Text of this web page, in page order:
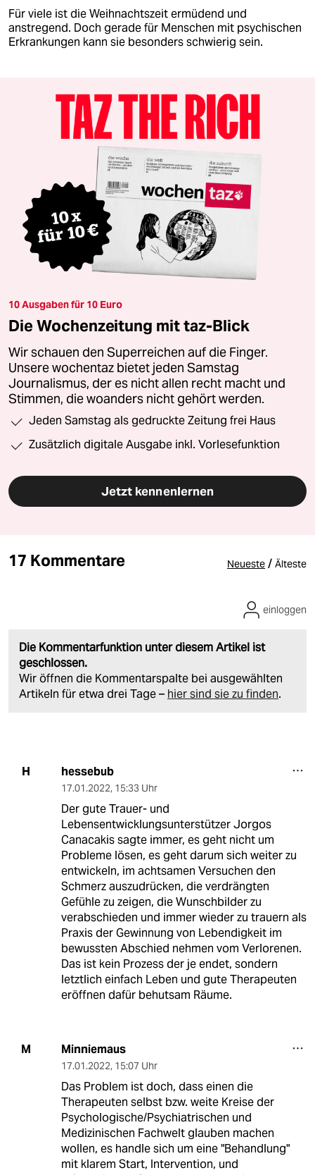
Für viele ist die Weihnachtszeit ermüdend und
anstregend. Doch gerade für Menschen mit psychischen
Erkrankungen kann sie besonders schwierig sein.
10 Ausgaben für 10 Euro
Die Wochenzeitung mit taz-Blick
Wir schauen den Superreichen auf die Finger.
Unsere wochentaz bietet jeden Samstag
Journalismus, der es nicht allen recht macht und
Stimmen, die woanders nicht gehört werden.
Jeden Samstag als gedruckte Zeitung frei Haus
Zusätzlich digitale Ausgabe inkl. Vorlesefunktion
Jetzt kennenlernen
17 Kommentare Neueste / Älteste
Die Kommentarfunktion unter diesem Artikel ist
geschlossen.
Wir öffnen die Kommentarspalte bei ausgewählten
Artikeln für etwa drei Tage – hier sind sie zu finden.
einloggen
H hessebub
17.01.2022, 15:33 Uhr
Der gute Trauer- und
Lebensentwicklungsunterstützer Jorgos
Canacakis sagte immer, es geht nicht um
Probleme lösen, es geht darum sich weiter zu
entwickeln, im achtsamen Versuchen den
Schmerz auszudrücken, die verdrängten
Gefühle zu zeigen, die Wunschbilder zu
verabschieden und immer wieder zu trauern als
Praxis der Gewinnung von Lebendigkeit im
bewussten Abschied nehmen vom Verlorenen.
Das ist kein Prozess der je endet, sondern
letztlich einfach Leben und gute Therapeuten
eröffnen dafür behutsam Räume.
M Minniemaus
17.01.2022, 15:07 Uhr
Das Problem ist doch, dass einen die
Therapeuten selbst bzw. weite Kreise der
Psychologische/Psychiatrischen und
Medizinischen Fachwelt glauben machen
wollen, es handle sich um eine "Behandlung"
mit klarem Start, Intervention, und